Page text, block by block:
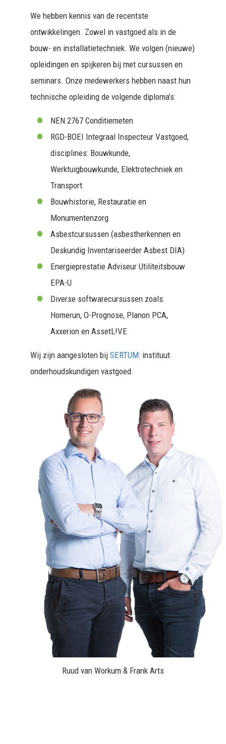
We hebben kennis van de recentste
ontwikkelingen. Zowel in vastgoed als in de
bouw- en installatietechniek. We volgen (nieuwe)
opleidingen en spijkeren bij met cursussen en
seminars. Onze medewerkers hebben naast hun
technische opleiding de volgende diploma’s:
NEN 2767 Conditiemeten
RGD-BOEI Integraal Inspecteur Vastgoed,
disciplines: Bouwkunde,
Werktuigbouwkunde, Elektrotechniek en
Transport
Bouwhistorie, Restauratie en
Monumentenzorg
Asbestcursussen (asbestherkennen en
Deskundig Inventariseerder Asbest DIA)
Energieprestatie Adviseur Utiliteitsbouw
EPA-U
Diverse softwarecursussen zoals:
Homerun, O-Prognose, Planon PCA,
Axxerion en AssetL!VE
Wij zijn aangesloten bij SERTUM: instituut
onderhoudskundigen vastgoed.
Ruud van Workum & Frank Arts